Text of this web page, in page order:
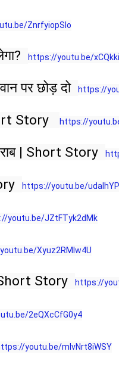
ZnrfyiopSlo
https://youtu.be/
पर छोड़ दो https://
Story https://
| Short Story
https://youtu.be/
youtu.be/JZtFTyk2dMk​​
Xyuz2RMlw4U​​
Story https://
2eQXcCfG0y4​​
youtu.be/mlvNrt8iWSY​​